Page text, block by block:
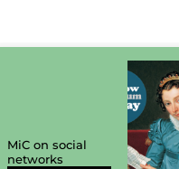
MiC on social
networks